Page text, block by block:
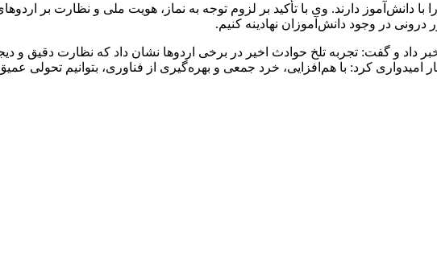
با دانش‌آموز دارند. وی با تأکید بر لزوم توجه به نماز، هویت ملی و نظارت بر
درونی در وجود دانش‌آموزان نهادینه کنیم.
داد و گفت: تجربه تلخ حوادث اخیر در برخی اردوها نشان داد که نظارت دقیق
امیدواری کرد: با هم‌افزایی، خرد جمعی و بهره‌گیری از فناوری، بتوانیم تحولی